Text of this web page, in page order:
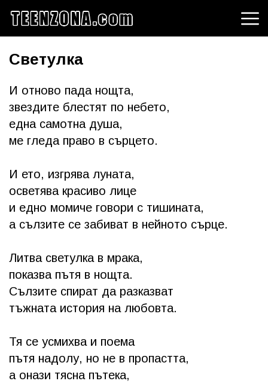
Светулка
И отново пада нощта,
звездите блестят по небето,
една самотна душа,
ме гледа право в сърцето.
И ето, изгрява луната,
осветява красиво лице
и едно момиче говори с тишината,
а сълзите се забиват в нейното сърце.
Литва светулка в мрака,
показва пътя в нощта.
Сълзите спират да разказват
тъжната история на любовта.
Тя се усмихва и поема
пътя надолу, но не в пропастта,
а онази тясна пътека,